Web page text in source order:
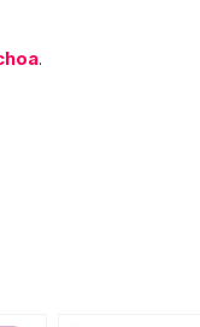
.